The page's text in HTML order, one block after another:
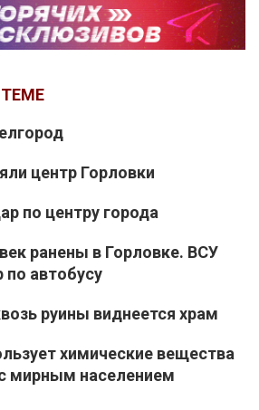
центр Горловки
по центру города
ранены в Горловке. ВСУ
по автобусу
руины виднеется храм
химические вещества
мирным населением